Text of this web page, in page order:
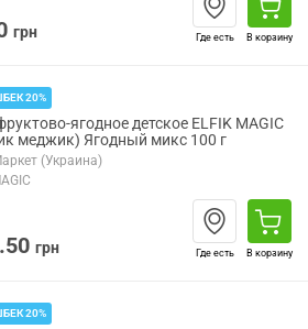
грн Где есть В корзину
20%
ягодное детское ELFIK MAGIC
меджик) Ягодный микс 100 г
(Украина)
грн Где есть В корзину
20%